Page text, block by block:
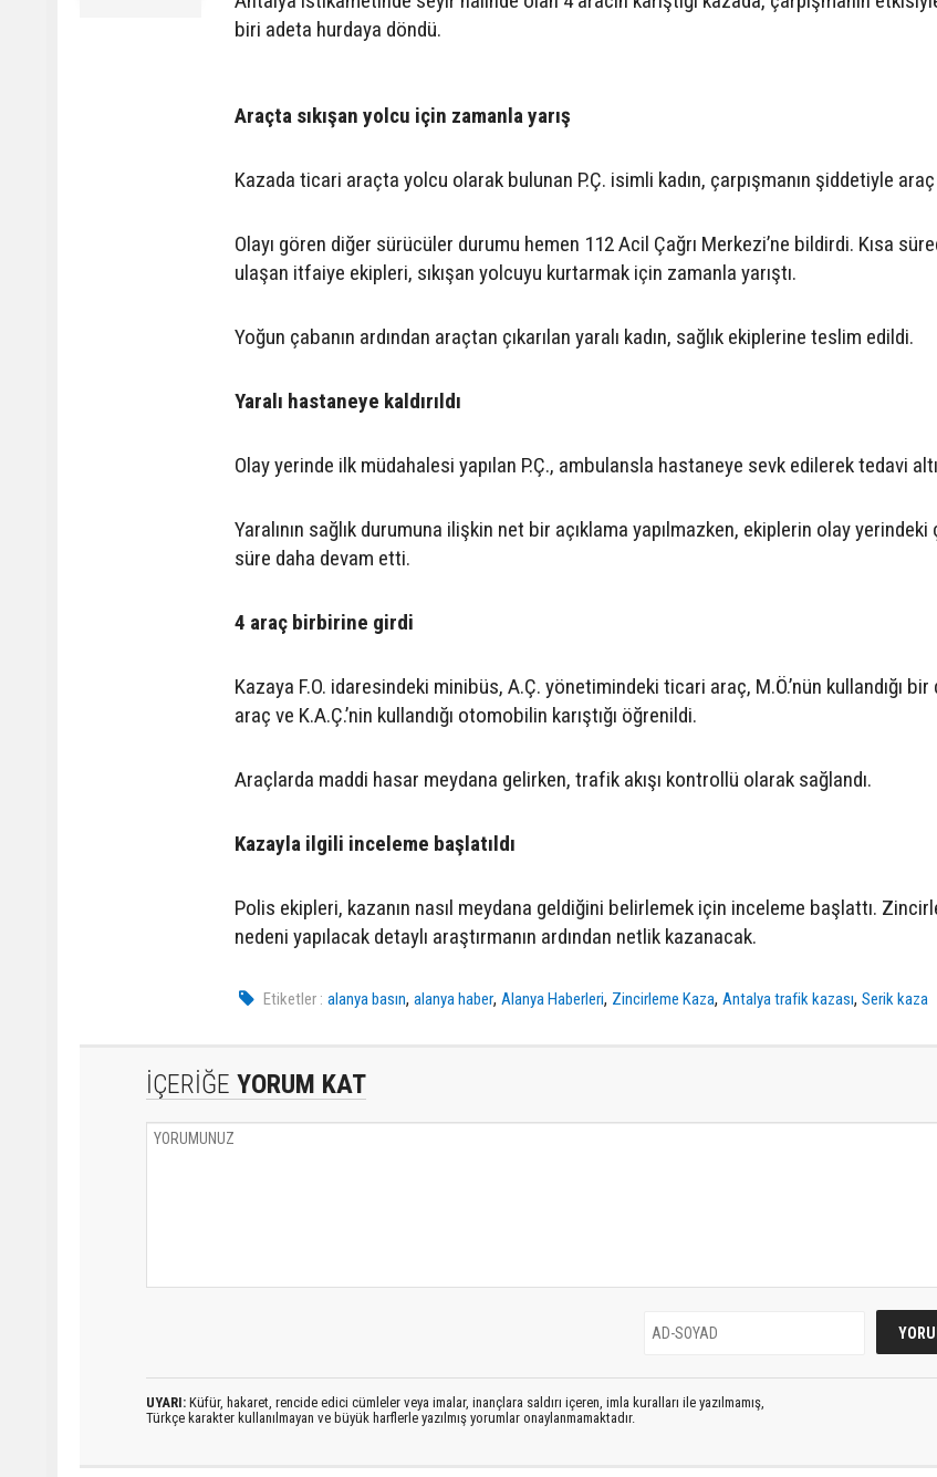
biri adeta hurdaya döndü.
Araçta sıkışan yolcu için zamanla yarış
Kazada ticari araçta yolcu olarak bulunan P.Ç. isimli kadın, çarpışmanın şiddetiyle araç
Olayı gören diğer sürücüler durumu hemen 112 Acil Çağrı Merkezi’ne bildirdi. Kısa
ulaşan itfaiye ekipleri, sıkışan yolcuyu kurtarmak için zamanla yarıştı.
Yoğun çabanın ardından araçtan çıkarılan yaralı kadın, sağlık ekiplerine teslim edildi.
Yaralı hastaneye kaldırıldı
Olay yerinde ilk müdahalesi yapılan P.Ç., ambulansla hastaneye sevk edilerek tedavi
Yaralının sağlık durumuna ilişkin net bir açıklama yapılmazken, ekiplerin olay yerindeki
süre daha devam etti.
4 araç birbirine girdi
Kazaya F.O. idaresindeki minibüs, A.Ç. yönetimindeki ticari araç, M.Ö.’nün kullandığı
araç ve K.A.Ç.’nin kullandığı otomobilin karıştığı öğrenildi.
Araçlarda maddi hasar meydana gelirken, trafik akışı kontrollü olarak sağlandı.
Kazayla ilgili inceleme başlatıldı
Polis ekipleri, kazanın nasıl meydana geldiğini belirlemek için inceleme başlattı.
nedeni yapılacak detaylı araştırmanın ardından netlik kazanacak.
Etiketler : alanya basın,alanya haber,Alanya Haberleri, Zincirleme Kaza,Antalya trafik kazası,Serik kaza
İÇERİĞE YORUM KAT
UYARI: Küfür, hakaret, rencide edici cümleler veya imalar, inançlara saldırı içeren, imla kuralları ile yazılmamış,
Türkçe karakter kullanılmayan ve büyük harflerle yazılmış yorumlar onaylanmamaktadır.